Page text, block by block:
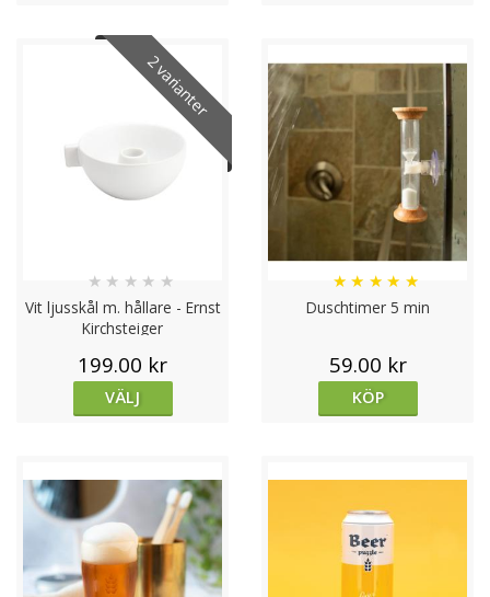
2 varianter
Vit ljusskål m. hållare - Ernst
Kirchsteiger
★ ★ ★ ★ ★
199.00 kr
VÄLJ
Duschtimer 5 min
★ ★ ★ ★ ★
59.00 kr
KÖP